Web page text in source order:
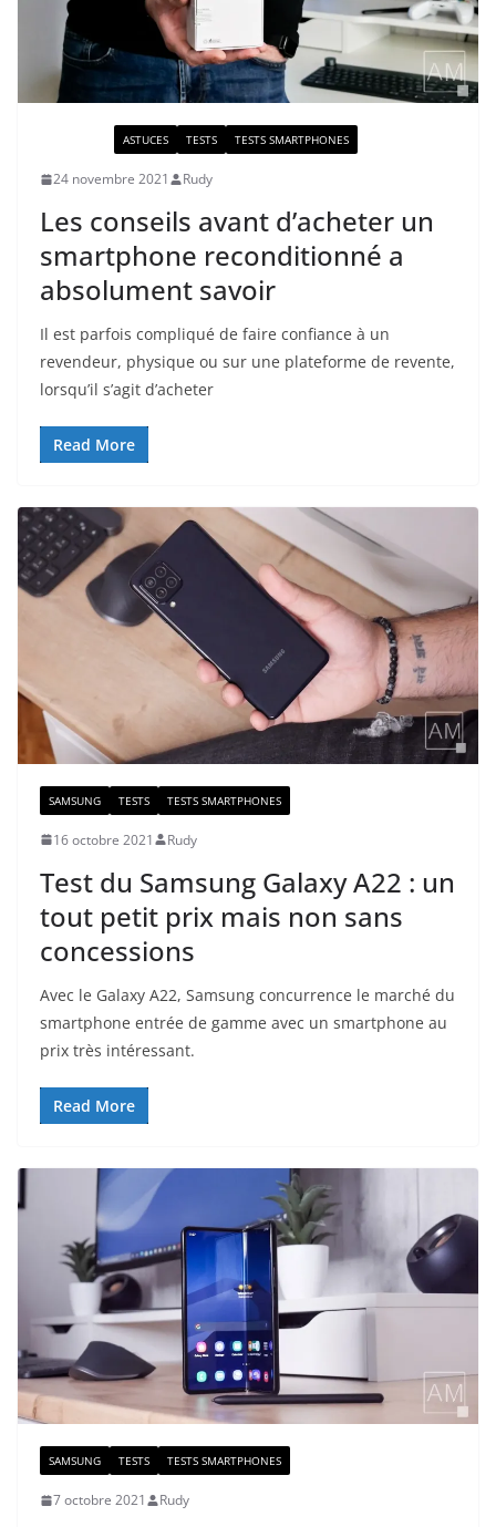
ASTUCES TESTS TESTS SMARTPHONES
24 novembre 2021 Rudy
Les conseils avant d’acheter un
smartphone reconditionné a
absolument savoir
Il est parfois compliqué de faire confiance à un
revendeur, physique ou sur une plateforme de revente,
lorsqu’il s’agit d’acheter
Read More
SAMSUNG TESTS TESTS SMARTPHONES
16 octobre 2021 Rudy
Test du Samsung Galaxy A22 : un
tout petit prix mais non sans
concessions
Avec le Galaxy A22, Samsung concurrence le marché du
smartphone entrée de gamme avec un smartphone au
prix très intéressant.
Read More
SAMSUNG TESTS TESTS SMARTPHONES
7 octobre 2021 Rudy